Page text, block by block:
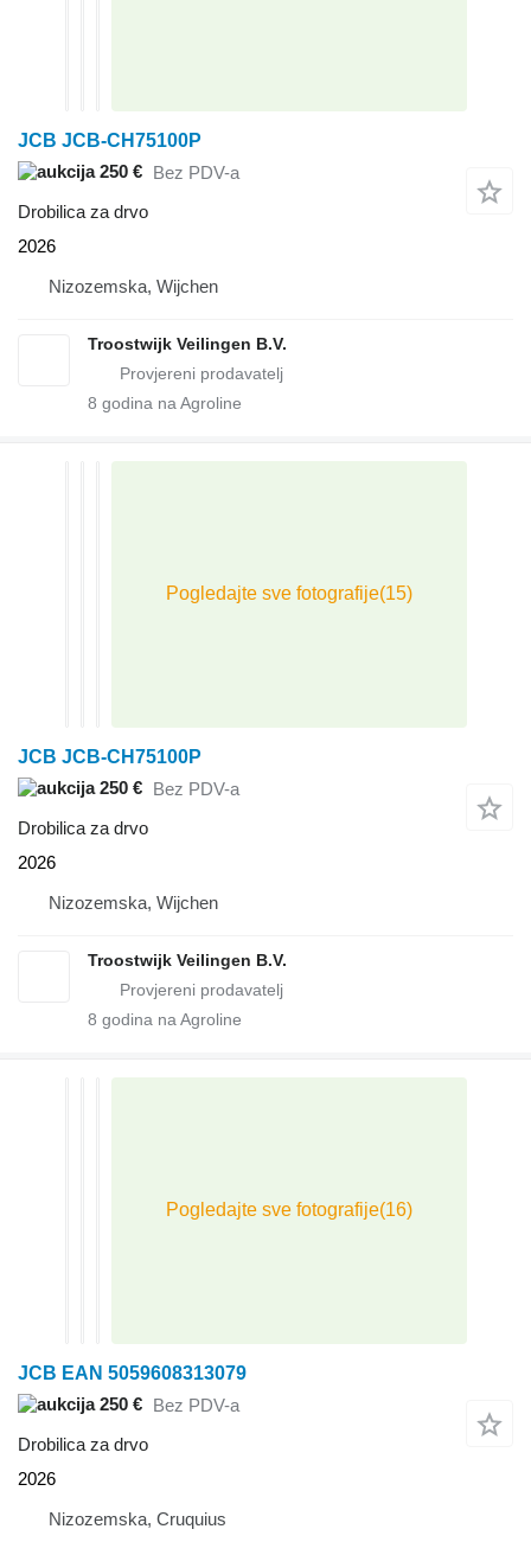
JCB JCB-CH75100P
250 € Bez PDV-a
Drobilica za drvo
2026
Nizozemska, Wijchen
Troostwijk Veilingen B.V.
8 godina na Agroline
JCB JCB-CH75100P
250 € Bez PDV-a
Drobilica za drvo
2026
Nizozemska, Wijchen
Troostwijk Veilingen B.V.
8 godina na Agroline
JCB EAN 5059608313079
250 € Bez PDV-a
Drobilica za drvo
2026
Nizozemska, Cruquius